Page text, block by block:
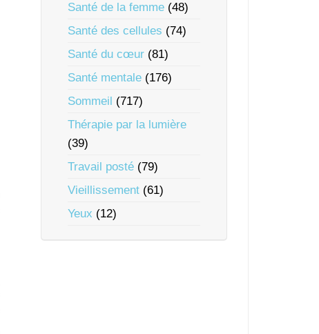
Santé de la femme (48)
Santé des cellules (74)
Santé du cœur (81)
Santé mentale (176)
Sommeil (717)
Thérapie par la lumière
(39)
Travail posté (79)
Vieillissement (61)
Yeux (12)